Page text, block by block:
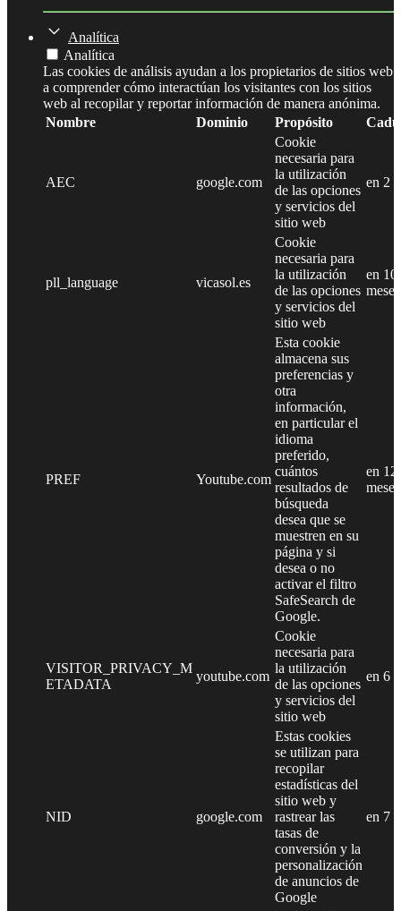
Analítica
Analítica
Las cookies de análisis ayudan a los propietarios de sitios web
a comprender cómo interactúan los visitantes con los sitios
web al recopilar y reportar información de manera anónima.
Nombre
Dominio Propósito
AEC google.com
Cookie
necesaria para
la utilización
de las opciones
y servicios del
sitio web
en 2
pll_language vicasol.es
Cookie
necesaria para
la utilización
de las opciones
y servicios del
sitio web
en 10
meses
PREF Youtube.com
Esta cookie
almacena sus
preferencias y
otra
información,
en particular el
idioma
preferido,
cuántos
resultados de
búsqueda
desea que se
muestren en su
página y si
desea o no
activar el filtro
SafeSearch de
Google.
en 12
meses
VISITOR_PRIVACY_M
ETADATA
youtube.com
Cookie
necesaria para
la utilización
de las opciones
y servicios del
sitio web
en 6
NID google.com
Estas cookies
se utilizan para
recopilar
estadísticas del
sitio web y
rastrear las
tasas de
conversión y la
personalización
de anuncios de
Google
en 7